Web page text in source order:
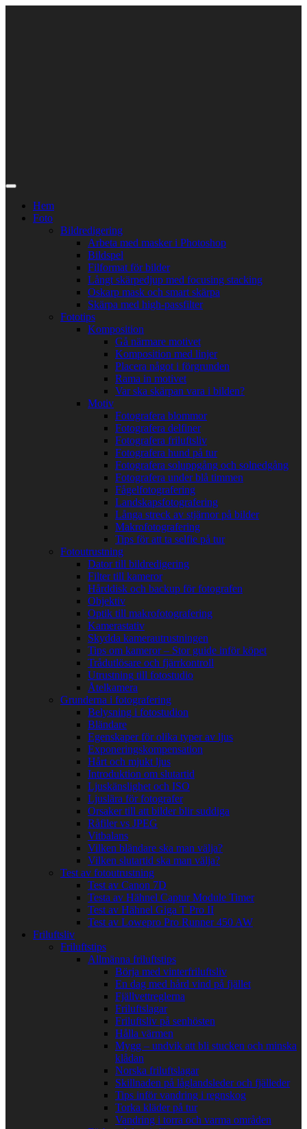
Hem
Foto
Bildredigering
Arbeta med masker i Photoshop
Bildspel
Filformat för bilder
Långt skärpedjup med focusing stacking
Oskarp mask och smart skärpa
Skärpa med high-passfilter
Fototips
Komposition
Gå närmare motivet
Komposition med linjer
Placera något i förgrunden
Rama in motivet
Var ska skärpan vara i bilden?
Motiv
Fotografera blommor
Fotografera delfiner
Fotografera friluftsliv
Fotografera hund på tur
Fotografera soluppgång och solnedgång
Fotografera under blå timmen
Fågelfotografering
Landskapsfotografering
Långa streck av stjärnor på bilder
Makrofotografering
Tips för att ta selfie på tur
Fotoutrustning
Dator till bildredigering
Filter till kameror
Hårddisk och backup för fotografen
Objektiv
Optik till makrofotografering
Kamerastativ
Skydda kamerautrustningen
Tips om kameror – Stor guide inför köpet
Trådutlösare och fjärrkontroll
Utrustning till fotostudio
Åtelkamera
Grunderna i fotografering
Belysning i fotostudion
Bländare
Egenskaper för olika typer av ljus
Exponeringskompensation
Hårt och mjukt ljus
Introduktion om slutartid
Ljuskänslighet och ISO
Ljuslära för fotografer
Orsaker till att bilder blir suddiga
Råfiler vs JPEG
Vitbalans
Vilken bländare ska man välja?
Vilken slutartid ska man välja?
Test av fotoutrustning
Test av Canon 7D
Testa av Hähnel Captur Module Timer
Test av Hähnel Giga T Pro II
Test av Lowepro Pro Runner 450 AW
Friluftsliv
Friluftstips
Allmänna friluftstips
Börja med vinterfriluftsliv
En dag med hård vind på fjället
Fjällvettreglerna
Friluftslagar
Friluftsliv på senhösten
Hålla värmen
Mygg – undvik att bli stucken och minska
klådan
Norska friluftslagar
Skillnaden på låglandsleder och fjälleder
Tips inför vandring i regnskog
Torka kläder på tur
Vandring i torra och varma områden